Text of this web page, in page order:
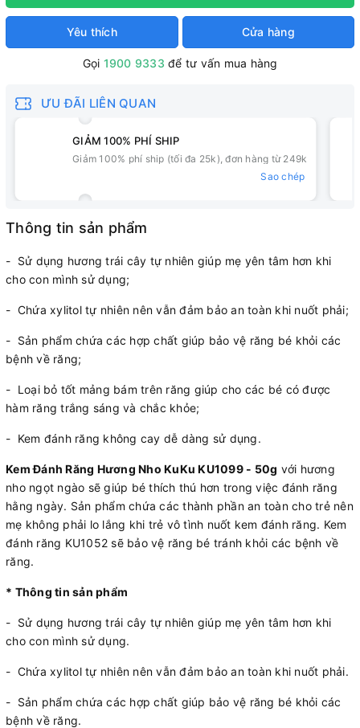
Yêu thích Cửa hàng
Gọi 1900 9333 để tư vấn mua hàng
ƯU ĐÃI LIÊN QUAN
GIẢM 100% PHÍ SHIP
Giảm 100% phí ship (tối đa 25k), đơn hàng từ 249k
Sao chép
Thông tin sản phẩm
- Sử dụng hương trái cây tự nhiên giúp mẹ yên tâm hơn khi
cho con mình sử dụng;
- Chứa xylitol tự nhiên nên vẫn đảm bảo an toàn khi nuốt phải;
- Sản phẩm chứa các hợp chất giúp bảo vệ răng bé khỏi các
bệnh về răng;
- Loại bỏ tốt mảng bám trên răng giúp cho các bé có được
hàm răng trắng sáng và chắc khỏe;
- Kem đánh răng không cay dễ dàng sử dụng.
Kem Đánh Răng Hương Nho KuKu KU1099 - 50g với hương
nho ngọt ngào sẽ giúp bé thích thú hơn trong việc đánh răng
hằng ngày. Sản phẩm chứa các thành phần an toàn cho trẻ nên
mẹ không phải lo lắng khi trẻ vô tình nuốt kem đánh răng. Kem
đánh răng KU1052 sẽ bảo vệ răng bé tránh khỏi các bệnh về
răng.
* Thông tin sản phẩm
- Sử dụng hương trái cây tự nhiên giúp mẹ yên tâm hơn khi
cho con mình sử dụng.
- Chứa xylitol tự nhiên nên vẫn đảm bảo an toàn khi nuốt phải.
- Sản phẩm chứa các hợp chất giúp bảo vệ răng bé khỏi các
bệnh về răng.